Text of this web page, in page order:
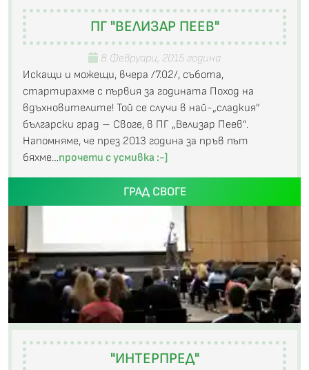
ПГ "ВЕЛИЗАР ПЕЕВ"
8 Февруари, 2015 година
Искащи и можещи, вчера /7.02/, събота,
стартирахме с първия за годината Поход на
вдъхновителите! Той се случи в най-„сладкия”
български град – Своге, в ПГ „Велизар Пеев”.
Напомняме, че през 2013 година за пръв път
бяхме…прочети с усмивка :-]
ГРАД СВОГЕ
"ИНТЕРПРЕД"